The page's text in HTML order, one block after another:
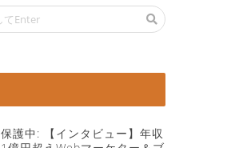
保護中: 【インタビュー】年収